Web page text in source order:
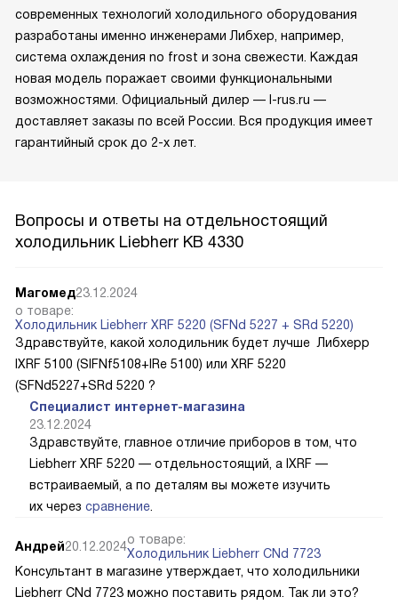
современных технологий холодильного оборудования
разработаны именно инженерами Либхер, например,
система охлаждения no frost и зона свежести. Каждая
новая модель поражает своими функциональными
возможностями. Официальный дилер — l-rus.ru —
доставляет заказы по всей России. Вся продукция имеет
гарантийный срок до 2-х лет.
Вопросы и ответы на отдельностоящий
холодильник Liebherr KB 4330
Магомед23.12.2024
о товаре:
Холодильник Liebherr XRF 5220 (SFNd 5227 + SRd 5220)
Здравствуйте, какой холодильник будет лучше Либхерр
IXRF 5100 (SIFNf5108+IRe 5100) или XRF 5220
(SFNd5227+SRd 5220 ?
Специалист интернет-магазина
23.12.2024
Здравствуйте, главное отличие приборов в том, что
Liebherr XRF 5220 — отдельностоящий, а IXRF —
встраиваемый, а по деталям вы можете изучить
их через сравнение
Андрей20.12.2024о товаре:
Холодильник Liebherr CNd 7723
Консультант в магазине утверждает, что холодильники
Liebherr CNd 7723 можно поставить рядом. Так ли это?